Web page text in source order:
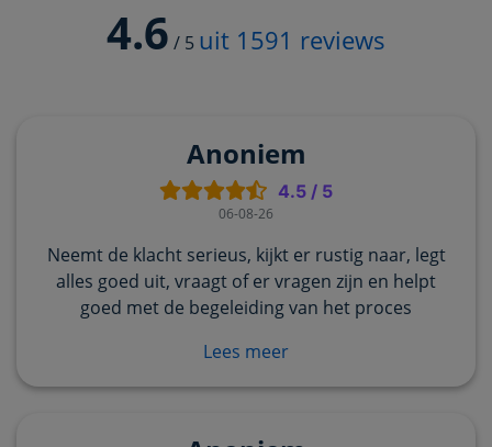
4.6 / 5 uit 1591 reviews
Anoniem
4.5/ 5
06-08-26
Neemt de klacht serieus, kijkt er rustig naar, legt
alles goed uit, vraagt of er vragen zijn en helpt
goed met de begeleiding van het proces
Lees meer